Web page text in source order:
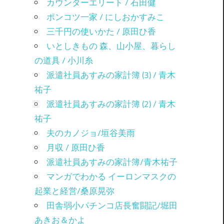
ポンコツ一家 / にしおかすみこ
三千円の使いかた / 原田ひ香
いとしきもの 森、山小屋、暮らし
の道具 / 小川糸
派遣社員あすみの家計簿 (3) / 青木
祐子
派遣社員あすみの家計簿 (2) / 青木
祐子
夫のカノジョ/垣谷美雨
月収 / 原田ひ香
派遣社員あすみの家計簿/青木祐子
マンガでわかる イーロンマスクの
起業と経営/桑原晃弥
田舎弱小パチンコ店長奮闘記/堀田
あきお＆かよ